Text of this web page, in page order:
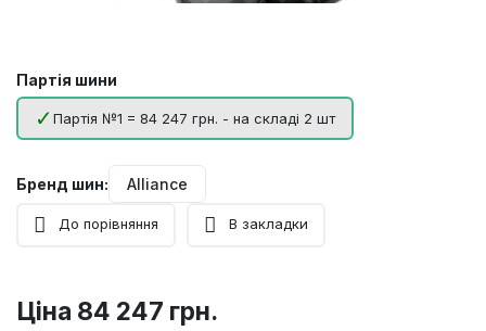
Партія шини
Партія №1 = 84 247 грн. - на складі 2 шт
Бренд шин: Alliance
До порівняння В закладки
Ціна 84 247 грн.